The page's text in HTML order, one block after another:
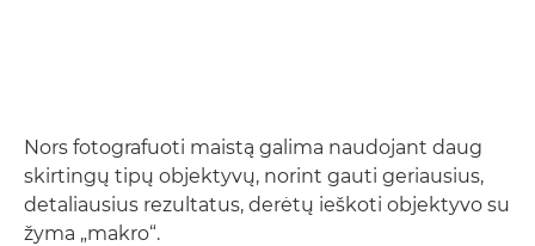
Nors fotografuoti maistą galima naudojant daug
skirtingų tipų objektyvų, norint gauti geriausius,
detaliausius rezultatus, derėtų ieškoti objektyvo su
žyma „makro“.